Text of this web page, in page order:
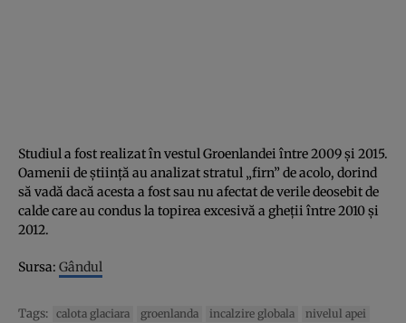
Studiul a fost realizat în vestul Groenlandei între 2009 şi 2015.
Oamenii de ştiinţă au analizat stratul „firn” de acolo, dorind
să vadă dacă acesta a fost sau nu afectat de verile deosebit de
calde care au condus la topirea excesivă a gheţii între 2010 şi
2012.
Sursa: Gândul
Tags: calota glaciara groenlanda incalzire globala
nivelul apei